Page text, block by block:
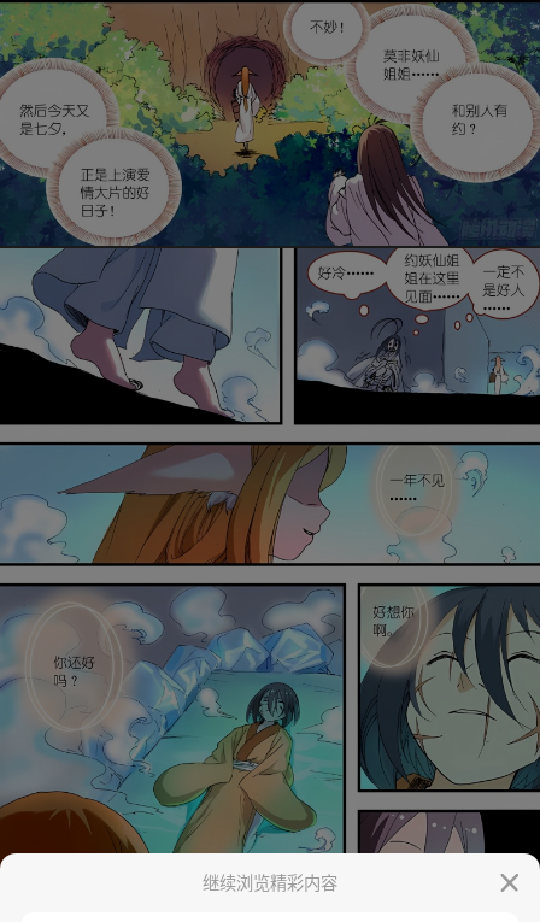
继续浏览精彩内容